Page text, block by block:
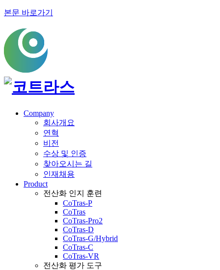
본문 바로가기
Company
회사개요
연혁
비전
수상 및 인증
찾아오시는 길
인재채용
Product
전산화 인지 훈련
CoTras-P
CoTras
CoTras-Pro2
CoTras-D
CoTras-G/Hybrid
CoTras-C
CoTras-VR
전산화 평가 도구